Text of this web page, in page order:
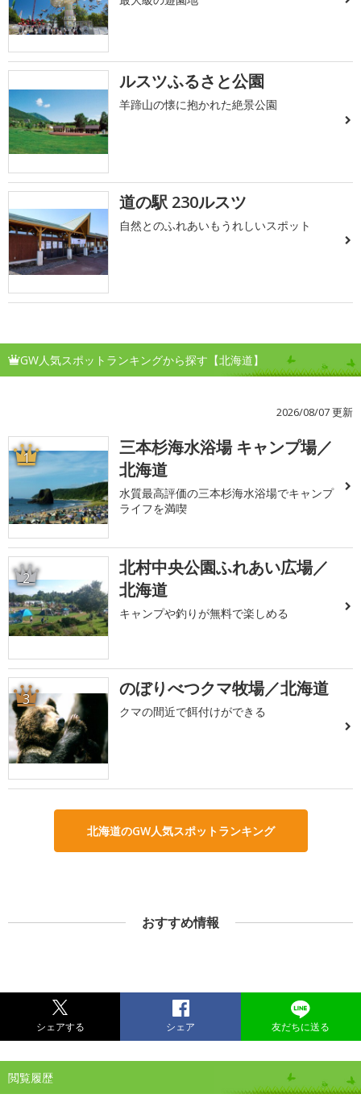
ルスツふるさと公園
羊蹄山の懐に抱かれた絶景公園
道の駅 230ルスツ
自然とのふれあいもうれしいスポット
GW人気スポットランキングから探す【北海道】
2026/08/07 更新
1
三本杉海水浴場 キャンプ場／
北海道
水質最高評価の三本杉海水浴場でキャンプ
ライフを満喫
2
北村中央公園ふれあい広場／
北海道
キャンプや釣りが無料で楽しめる
3 のぼりべつクマ牧場／北海道
クマの間近で餌付けができる
北海道のGW人気スポットランキング
おすすめ情報
シェアする シェア 友だちに送る
閲覧履歴